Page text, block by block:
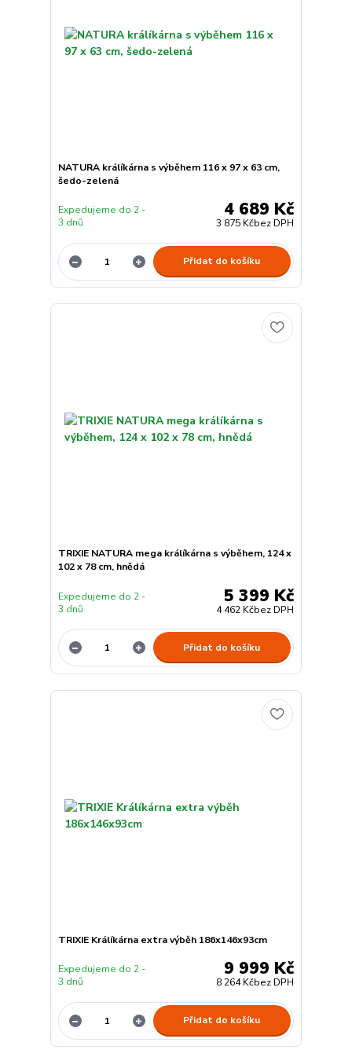
NATURA králíkárna s výběhem 116 x 97 x 63 cm,
šedo-zelená
4 689 Kč
3 875 Kčbez DPH
Expedujeme do 2 -
3 dnů
Přidat do košíku
TRIXIE NATURA mega králíkárna s výběhem, 124 x
102 x 78 cm, hnědá
5 399 Kč
4 462 Kčbez DPH
Expedujeme do 2 -
3 dnů
Přidat do košíku
TRIXIE Králíkárna extra výběh 186x146x93cm
9 999 Kč
8 264 Kčbez DPH
Expedujeme do 2 -
3 dnů
Přidat do košíku